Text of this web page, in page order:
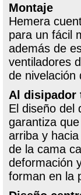
Montaje
Hemera
para un fácil
además de
ventiladores
de nivelación
Al disipador
El diseño del
garantiza
arriba y
de la cama
deformación
forman en la